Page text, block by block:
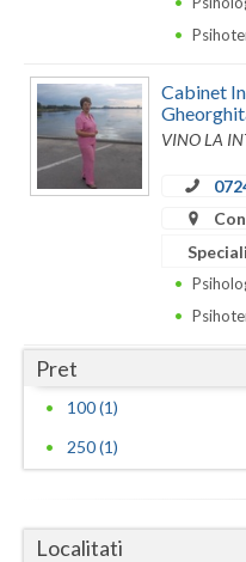
Sibiu
Suceava
Valcea
Vaslui
Vrancea
Cabinet
VINO LA
Pret
100 (1)
250 (1)
Localitati